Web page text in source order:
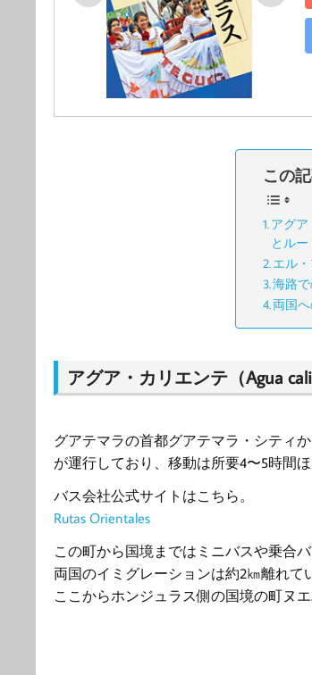
この
アグア
とルー
エル
海路
両国
アグア・カリエンテ（Agua
グアテマラの首都グアテマラ・シティ
が運行しており、移動は所要4〜5時間ほ
バス会社公式サイトはこちら。
Rutas Orientales
この町から国境まではミニバスや乗合
両国のイミグレーションは約2㎞離れて
ここからホンジュラス側の国境の町ヌ